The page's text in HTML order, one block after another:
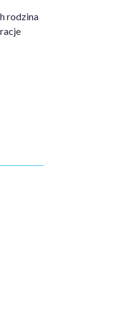
rodzina